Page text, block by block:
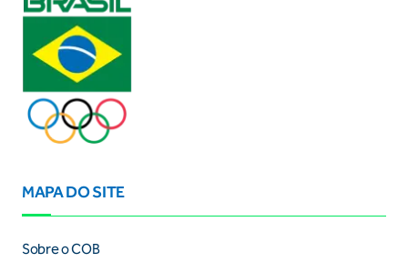
MAPA DO SITE
Sobre o COB